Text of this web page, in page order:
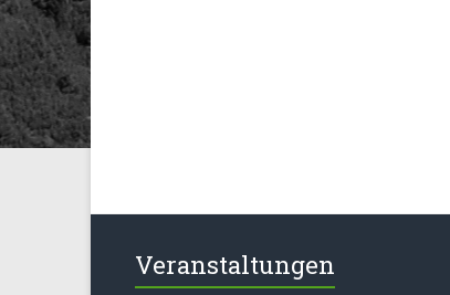
Veranstaltungen